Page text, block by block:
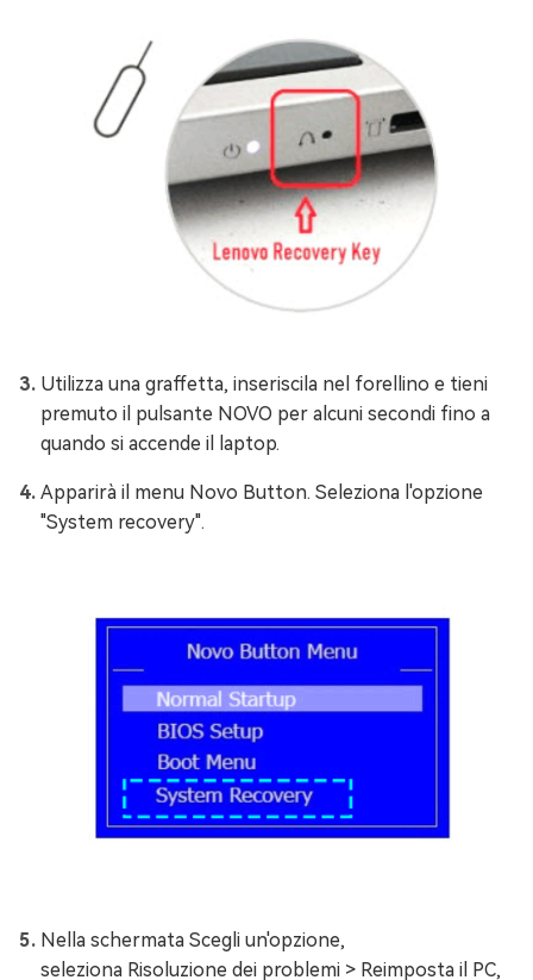
Utilizza una graffetta, inseriscila nel forellino e tieni
premuto il pulsante NOVO per alcuni secondi fino a
quando si accende il laptop.
Apparirà il menu Novo Button. Seleziona l'opzione
"System recovery".
Nella schermata Scegli un'opzione,
seleziona Risoluzione dei problemi > Reimposta il PC,